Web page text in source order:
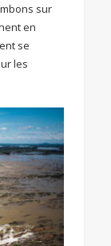
sur
en
se
les